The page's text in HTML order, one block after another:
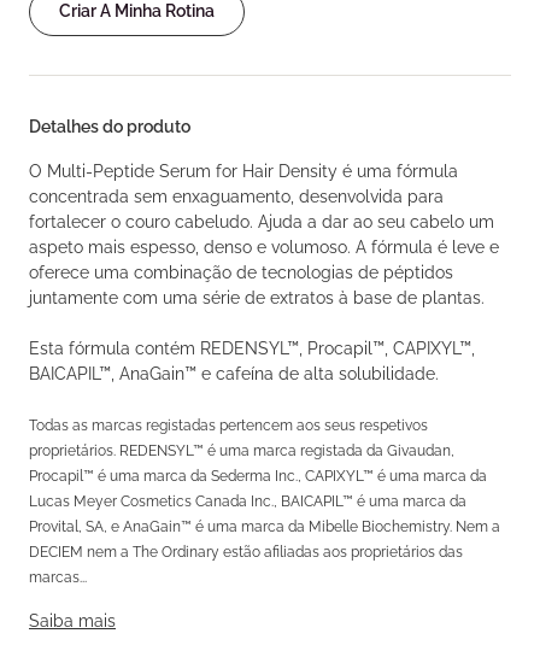
Criar A Minha Rotina
Detalhes do produto
O Multi-Peptide Serum for Hair Density é uma fórmula
concentrada sem enxaguamento, desenvolvida para
fortalecer o couro cabeludo. Ajuda a dar ao seu cabelo um
aspeto mais espesso, denso e volumoso. A fórmula é leve e
oferece uma combinação de tecnologias de péptidos
juntamente com uma série de extratos à base de plantas.
Esta fórmula contém REDENSYL™, Procapil™, CAPIXYL™,
BAICAPIL™, AnaGain™ e cafeína de alta solubilidade.
Todas as marcas registadas pertencem aos seus respetivos
proprietários. REDENSYL™ é uma marca registada da Givaudan,
Procapil™ é uma marca da Sederma Inc., CAPIXYL™ é uma marca da
Lucas Meyer Cosmetics Canada Inc., BAICAPIL™ é uma marca da
Provital, SA, e AnaGain™ é uma marca da Mibelle Biochemistry. Nem a
DECIEM nem a The Ordinary estão afiliadas aos proprietários das
marcas...
Saiba mais